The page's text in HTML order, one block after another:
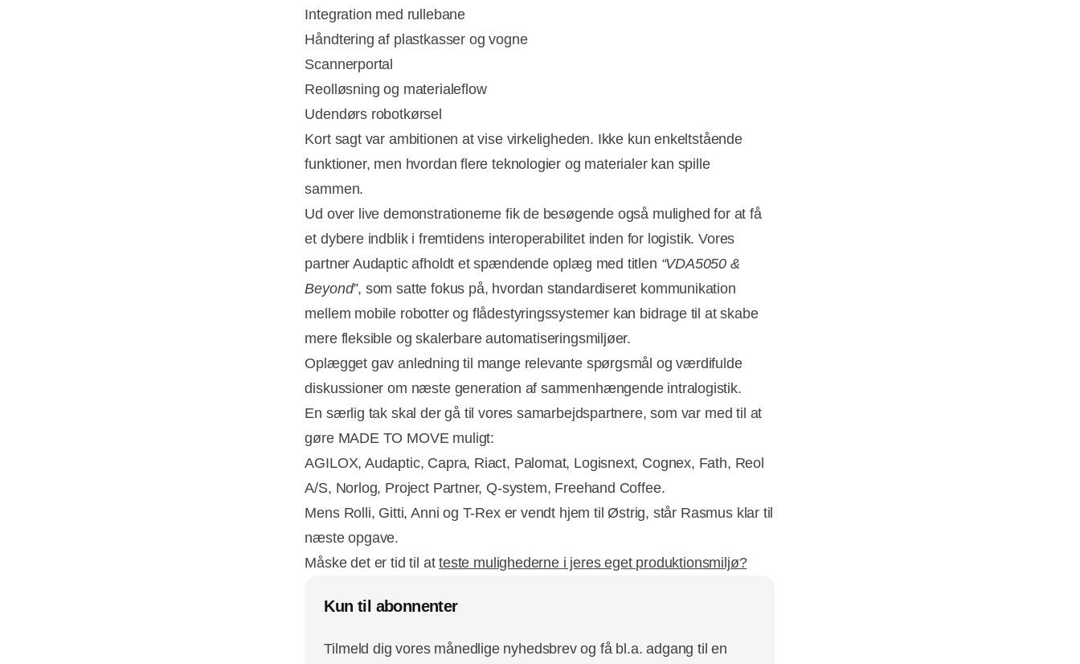
Integration med rullebane
Håndtering af plastkasser og vogne
Scannerportal
Reolløsning og materialeflow
Udendørs robotkørsel
Kort sagt var ambitionen at vise virkeligheden. Ikke kun enkeltstående
funktioner, men hvordan flere teknologier og materialer kan spille
sammen.
Ud over live demonstrationerne fik de besøgende også mulighed for at få
et dybere indblik i fremtidens interoperabilitet inden for logistik. Vores
partner Audaptic afholdt et spændende oplæg med titlen “VDA5050 &
Beyond”, som satte fokus på, hvordan standardiseret kommunikation
mellem mobile robotter og flådestyringssystemer kan bidrage til at skabe
mere fleksible og skalerbare automatiseringsmiljøer.
Oplægget gav anledning til mange relevante spørgsmål og værdifulde
diskussioner om næste generation af sammenhængende intralogistik.
En særlig tak skal der gå til vores samarbejdspartnere, som var med til at
gøre MADE TO MOVE muligt:
AGILOX, Audaptic, Capra, Riact, Palomat, Logisnext, Cognex, Fath, Reol
A/S, Norlog, Project Partner, Q-system, Freehand Coffee.
Mens Rolli, Gitti, Anni og T-Rex er vendt hjem til Østrig, står Rasmus klar til
næste opgave.
Måske det er tid til atteste mulighederne i jeres eget produktionsmiljø?
Kun til abonnenter
Tilmeld dig vores månedlige nyhedsbrev og få bl.a. adgang til en